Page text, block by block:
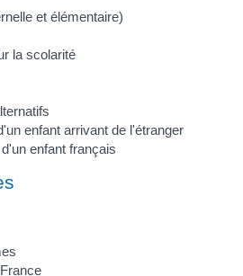
et élémentaire)
la scolarité
enfant arrivant de l'étranger
enfant français